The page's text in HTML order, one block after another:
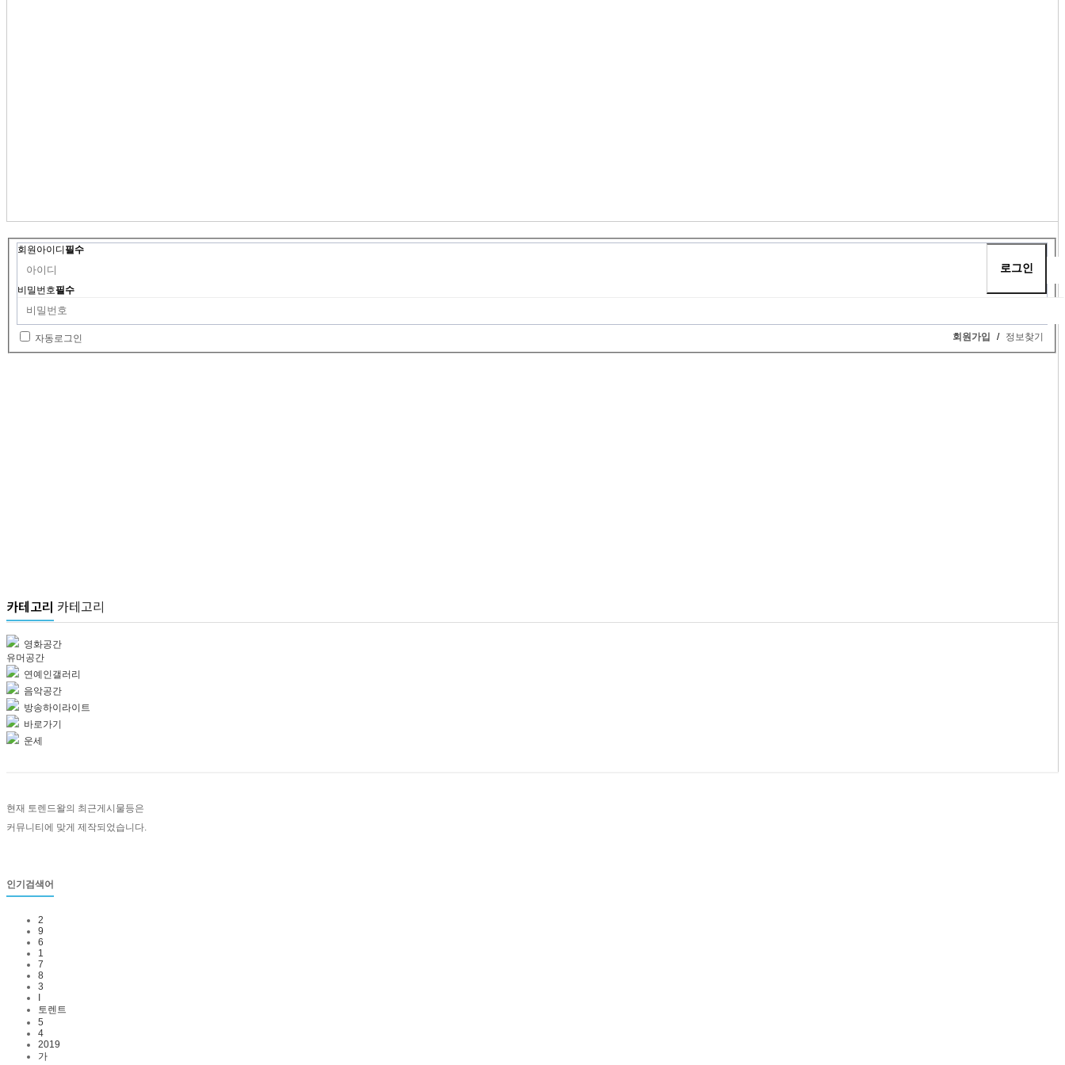
회원아이디필수
비밀번호필수
자동로그인 회원가입 / 정보찾기
카테고리 카테고리
영화공간
유머공간
연예인갤러리
음악공간
방송하이라이트
바로가기
운세
현재 토렌드왈의 최근게시물등은
커뮤니티에 맞게 제작되었습니다.
인기검색어
2
9
6
1
7
8
3
토렌트
5
4
2019
가